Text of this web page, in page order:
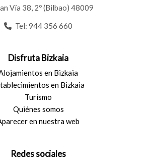
Vía 38, 2º (Bilbao) 48009
Tel: 944 356 660
Disfruta Bizkaia
en Bizkaia
en Bizkaia
Turismo
Quiénes somos
en nuestra web
Redes sociales